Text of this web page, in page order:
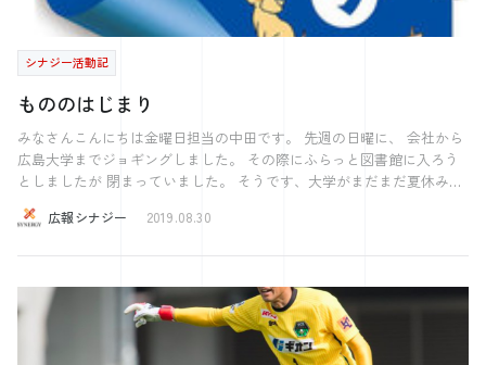
ネスモデルだけでなく、個人の働き方、生き方も同様です。 望む働き
方生き方をしたいのであれば、今自分が置かれている環境、世の中の流
れをしっかり把握し、望む方向に進めるのかどうかを見定めなければい
けません。 [caption id="attachment_209583" align="alignnone"
width="730"] A businessman doubts which way to choose. painted
character[/caption] 内的要素は自分の努力で磨き、変えることができま
す。しかし外的要素は見定めることしかできません。 そして流れが悪
いと判断したら、方向転換するか、流れが良くなるまで待たなければい
けません。流れが悪いのに内的要素だけに頼って、「私はやる気がある
から大丈夫！」と言って突っ込んでしまうと不幸な結果が待っているか
もしれません。 そういう意味で、外敵要素を適切に把握する事は個人
ことで、逆に足かせになることを十分に認識しなければいけません。
以上で今回の記事を終わります。最後まで読んでいただきありがとうご
ざいます。それでは良い週末を。
シナジー活動記
もののはじまり
みなさんこんにちは金曜日担当の中田です。 先週の日曜に、 会社から
広島大学までジョギングしました。 その際にふらっと図書館に入ろう
としましたが 閉まっていました。 そうです、大学がまだまだ夏休みと
いうことを すっかり忘れていました。 すっかり社会人になったようで
す。 さてさて、本日は 先日本屋をぶらぶらしていた際に思わず購入し
が どのような経緯で作られたかご存知でしょうか？ 知らなくても使え
ますし、困ることもありませんが そこには色々なヒントが隠されてい
ると思います。 例えばコンビニエンスストアはもともと氷屋だったそ
広報シナジー 2019.08.30